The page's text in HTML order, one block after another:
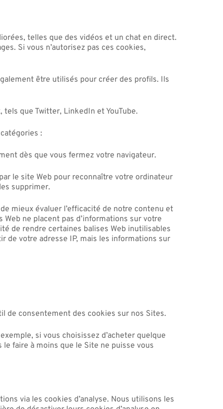
telles que des vidéos et un chat en direct.
Si vous n’autorisez pas ces cookies,
être utilisés pour créer des profils. Ils
que Twitter, LinkedIn et YouTube.
:
dès que vous fermez votre navigateur.
le site Web pour reconnaître votre ordinateur
supprimer.
mieux évaluer l’efficacité de notre contenu et
ne placent pas d’informations sur votre
de rendre certaines balises Web inutilisables
de votre adresse IP, mais les informations sur
de consentement des cookies sur nos Sites.
si vous choisissez d’acheter quelque
faire à moins que le Site ne puisse vous
via les cookies d’analyse. Nous utilisons les